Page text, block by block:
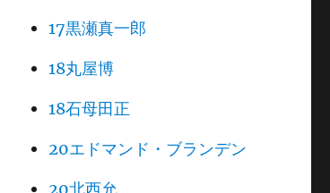
17黒瀬真一郎
18丸屋博
18石母田正
20エドマンド・ブランデン